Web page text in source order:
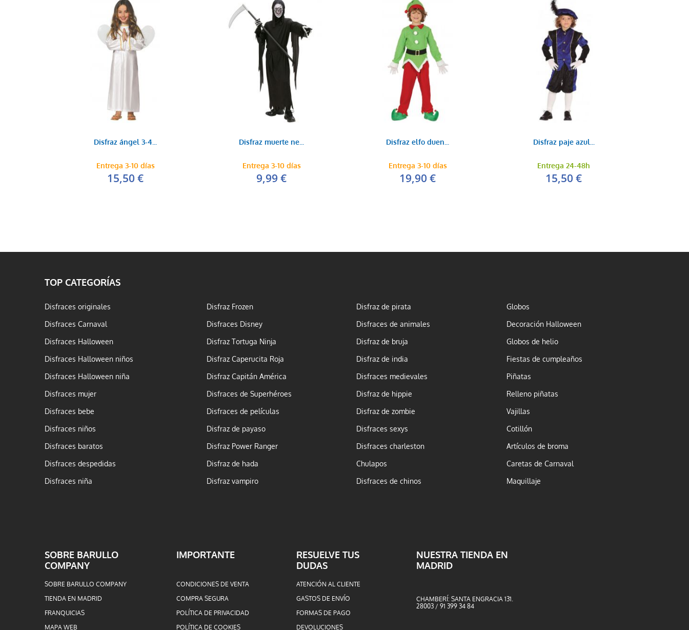
Disfraz ángel 3-4...
Entrega 3-10 días
15,50 €
Disfraz muerte ne...
Entrega 3-10 días
9,99 €
Disfraz elfo duen...
Entrega 3-10 días
19,90 €
Disfraz paje azul...
Entrega 24-48h
15,50 €
TOP CATEGORÍAS
Disfraces originales
Disfraces Carnaval
Disfraces Halloween
Disfraces Halloween niños
Disfraces Halloween niña
Disfraces mujer
Disfraces bebe
Disfraces niños
Disfraces baratos
Disfraces despedidas
Disfraces niña
Disfraz Frozen
Disfraces Disney
Disfraz Tortuga Ninja
Disfraz Caperucita Roja
Disfraz Capitán América
Disfraces de Superhéroes
Disfraces de películas
Disfraz de payaso
Disfraz Power Ranger
Disfraz de hada
Disfraz vampiro
Disfraz de pirata
Disfraces de animales
Disfraz de bruja
Disfraz de india
Disfraces medievales
Disfraz de hippie
Disfraz de zombie
Disfraces sexys
Disfraces charleston
Chulapos
Disfraces de chinos
Globos
Decoración Halloween
Globos de helio
Fiestas de cumpleaños
Piñatas
Relleno piñatas
Vajillas
Cotillón
Artículos de broma
Caretas de Carnaval
Maquillaje
SOBRE BARULLO
COMPANY
SOBRE BARULLO COMPANY
TIENDA EN MADRID
FRANQUICIAS
MAPA WEB
IMPORTANTE
CONDICIONES DE VENTA
COMPRA SEGURA
POLÍTICA DE PRIVACIDAD
POLÍTICA DE COOKIES
RESUELVE TUS
DUDAS
ATENCIÓN AL CLIENTE
GASTOS DE ENVÍO
FORMAS DE PAGO
DEVOLUCIONES
NUESTRA TIENDA EN
MADRID
CHAMBERÍ: SANTA ENGRACIA 131.
28003 / 91 399 34 84